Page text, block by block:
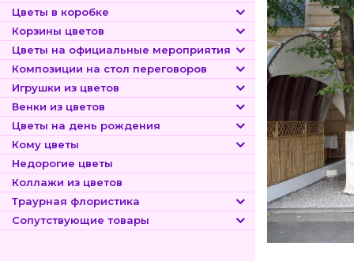
Цветы в коробке
Корзины цветов
Цветы на официальные мероприятия
Композиции на стол переговоров
Игрушки из цветов
Венки из цветов
Цветы на день рождения
Кому цветы
Недорогие цветы
Коллажи из цветов
Траурная флористика
Сопутствующие товары